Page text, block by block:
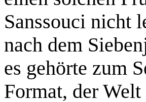
Sanssouci nicht
nach dem
es gehörte zum
Format, der